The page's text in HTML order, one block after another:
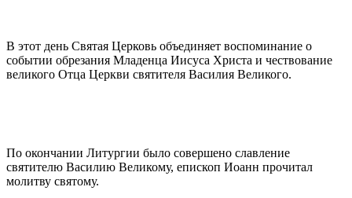
В этот день Святая Церковь объединяет воспоминание о
событии обрезания Младенца Иисуса Христа и чествование
великого Отца Церкви святителя Василия Великого.
По окончании Литургии было совершено славление
святителю Василию Великому, епископ Иоанн прочитал
молитву святому.